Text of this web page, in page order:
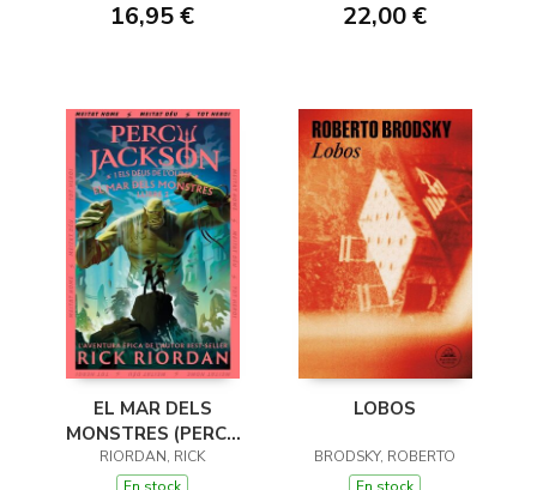
16,95 € 22,00 €
EL MAR DELS
MONSTRES (PERCY
JACKSON I ELS DÉUS
DE L'OLIMP 2)
RIORDAN, RICK
LOBOS
BRODSKY, ROBERTO